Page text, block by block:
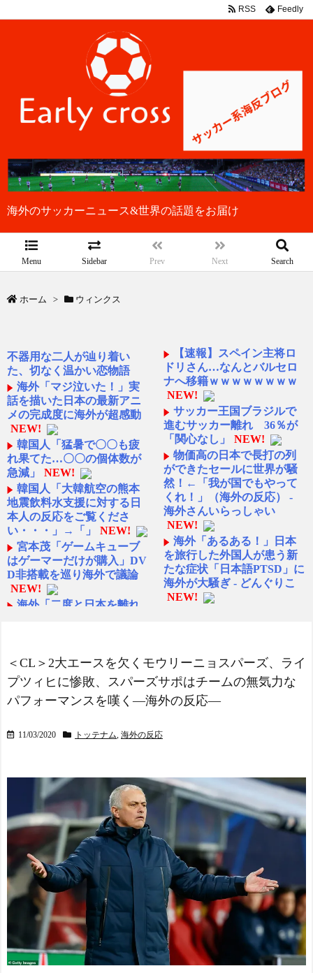
海外のサッカーニュース&世界の話題をお届け
Menu Sidebar Prev Next Search
RSS Feedly
ホーム > ウィンクス
不器用な二人が辿り着い
た、切なく温かい恋物語
海外「マジ泣いた！」実
話を描いた日本の最新アニ
メの完成度に海外が超感動
NEW!
韓国人「猛暑で〇〇も疲
れ果てた…〇〇の個体数が
急減」
NEW!
韓国人「大韓航空の熊本
地震飲料水支援に対する日
本人の反応をご覧くださ
い・・・」→「」
NEW!
宮本茂「ゲームキューブ
はゲーマーだけが購入」DV
D非搭載を巡り海外で議論
NEW!
海外「二度と日本を離れ
外国人「使い捨てだ」FIF
A会長、辞任危機でトランプ
政権に泣き付くも無視され
て海外失笑！【海外の反
【海外】BABYMETALが
演？ NEW!
高配当をうたった「みん
なで大家さん」→実態は288
1億円の債務超過 NEW!
韓国人「大韓航空の熊本
地震飲料水支援に対する日
本人の反応をご覧くださ
い・・・」→「」
NEW!
高配当をうたった「みん
なで大家さん」→実態は288
1億円の債務超過
NEW!
移民ベトナム女達の宅飲
み、レベチｗｗｗｗｗｗｗ
ｗｗｗｗｗｗｗｗｗｗｗｗ
【速報】スペイン主将ロ
ドリさん…なんとバルセロ
ナへ移籍ｗｗｗｗｗｗｗｗ
NEW!
サッカー王国ブラジルで
進むサッカー離れ 36％が
「関心なし」
NEW!
物価高の日本で長打の列
ができたセールに世界が騒
然！←「我が国でもやって
くれ！」（海外の反応） -
海外さんいらっしゃい
NEW!
海外「あるある！」日本
を旅行した外国人が患う新
たな症状「日本語PTSD」に
海外が大騒ぎ - どんぐりこ
NEW!
【韓国】韓国の行きたい
大学【ポーランドボール】
NEW!
的過ぎた！」
スペイン代表、16年ぶり
W杯優勝！フェラン・トー
レス決勝ゴールでアルゼン
チンを延長戦の末に撃破！
主将ロドリが大会MVP（関
連まとめ）
海外「面白い！」英雄の
凱旋試合で韓国人が見せた
ユーモアを海外大絶賛！
（海外の反応）
中国人「日本を代表する
飲み物は何？」 中国人
＜CL＞2大エースを欠くモウリーニョスパーズ、ライ
プツィヒに惨敗、スパーズサポはチームの無気力な
パフォーマンスを嘆く―海外の反応―
11/03/2020 トッテナム 海外の反応